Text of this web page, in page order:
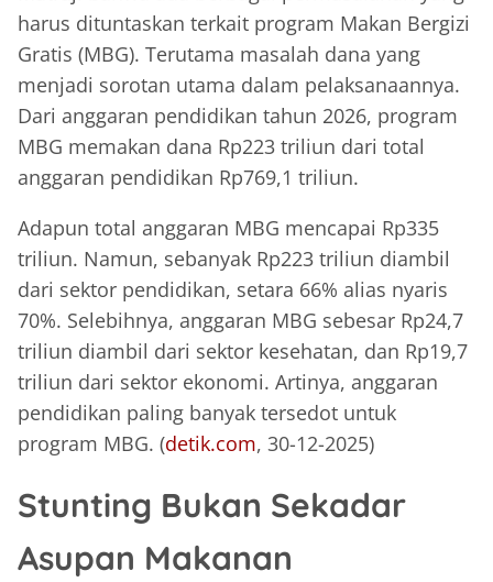
harus dituntaskan terkait program Makan Bergizi
Gratis (MBG). Terutama masalah dana yang
menjadi sorotan utama dalam pelaksanaannya.
Dari anggaran pendidikan tahun 2026, program
MBG memakan dana Rp223 triliun dari total
anggaran pendidikan Rp769,1 triliun.
Adapun total anggaran MBG mencapai Rp335
triliun. Namun, sebanyak Rp223 triliun diambil
dari sektor pendidikan, setara 66% alias nyaris
70%. Selebihnya, anggaran MBG sebesar Rp24,7
triliun diambil dari sektor kesehatan, dan Rp19,7
triliun dari sektor ekonomi. Artinya, anggaran
pendidikan paling banyak tersedot untuk
program MBG. (detik.com, 30-12-2025)
Stunting Bukan Sekadar
Asupan Makanan